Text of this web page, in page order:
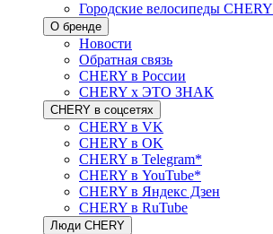
Городские велосипеды CHERY
О бренде
Новости
Обратная связь
CHERY в России
CHERY x ЭТО ЗНАК
CHERY в соцсетях
CHERY в VK
CHERY в OK
CHERY в Telegram*
CHERY в YouTube*
CHERY в Яндекс Дзен
CHERY в RuTube
Люди CHERY